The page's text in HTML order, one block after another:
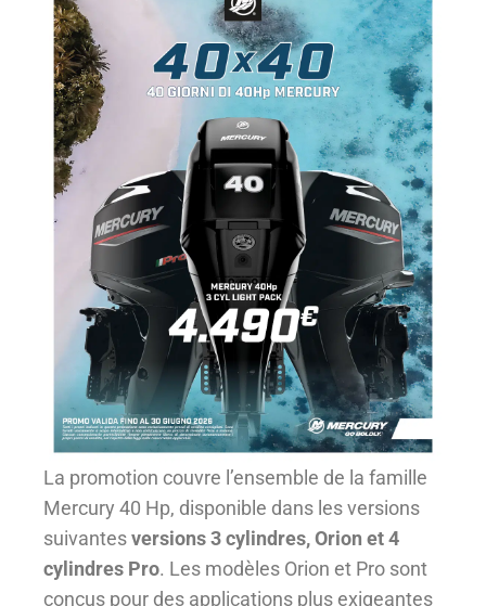
La promotion couvre l’ensemble de la famille
Mercury 40 Hp, disponible dans les versions
suivantesversions 3 cylindres, Orion et 4
cylindres Pro. Les modèles Orion et Pro sont
conçus pour des applications plus exigeantes